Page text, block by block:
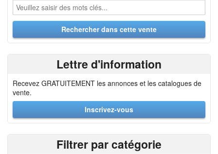
Lettre d'information
Recevez GRATUITEMENT les annonces et les catalogues de
vente.
Inscrivez-vous
Filtrer par catégorie